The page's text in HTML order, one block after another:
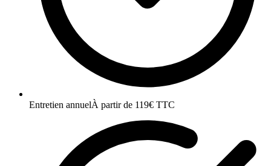
Entretien annuelÀ partir de 119€ TTC